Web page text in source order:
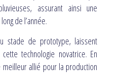
assurant ainsi une
de l’année.
stade de prototype, laissent
technologie novatrice. En
allié pour la production